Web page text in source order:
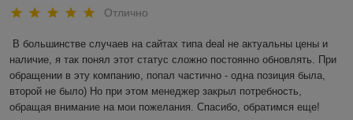
Отлично
В большинстве случаев на сайтах типа deal не актуальны цены и
наличие, я так понял этот статус сложно постоянно обновлять. При
обращении в эту компанию, попал частично - одна позиция была,
второй не было) Но при этом менеджер закрыл потребность,
обращая внимание на мои пожелания. Спасибо, обратимся еще!